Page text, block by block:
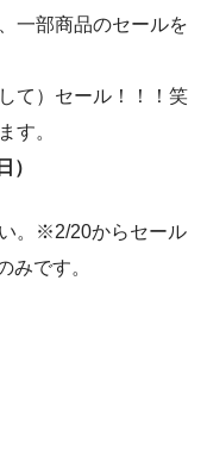
一部商品のセールを
て）セール！！！笑
す。
）
。※2/20からセール
みです。